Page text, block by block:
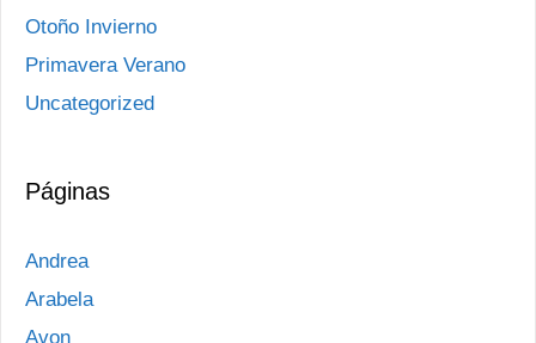
Otoño Invierno
Primavera Verano
Uncategorized
Páginas
Andrea
Arabela
Avon